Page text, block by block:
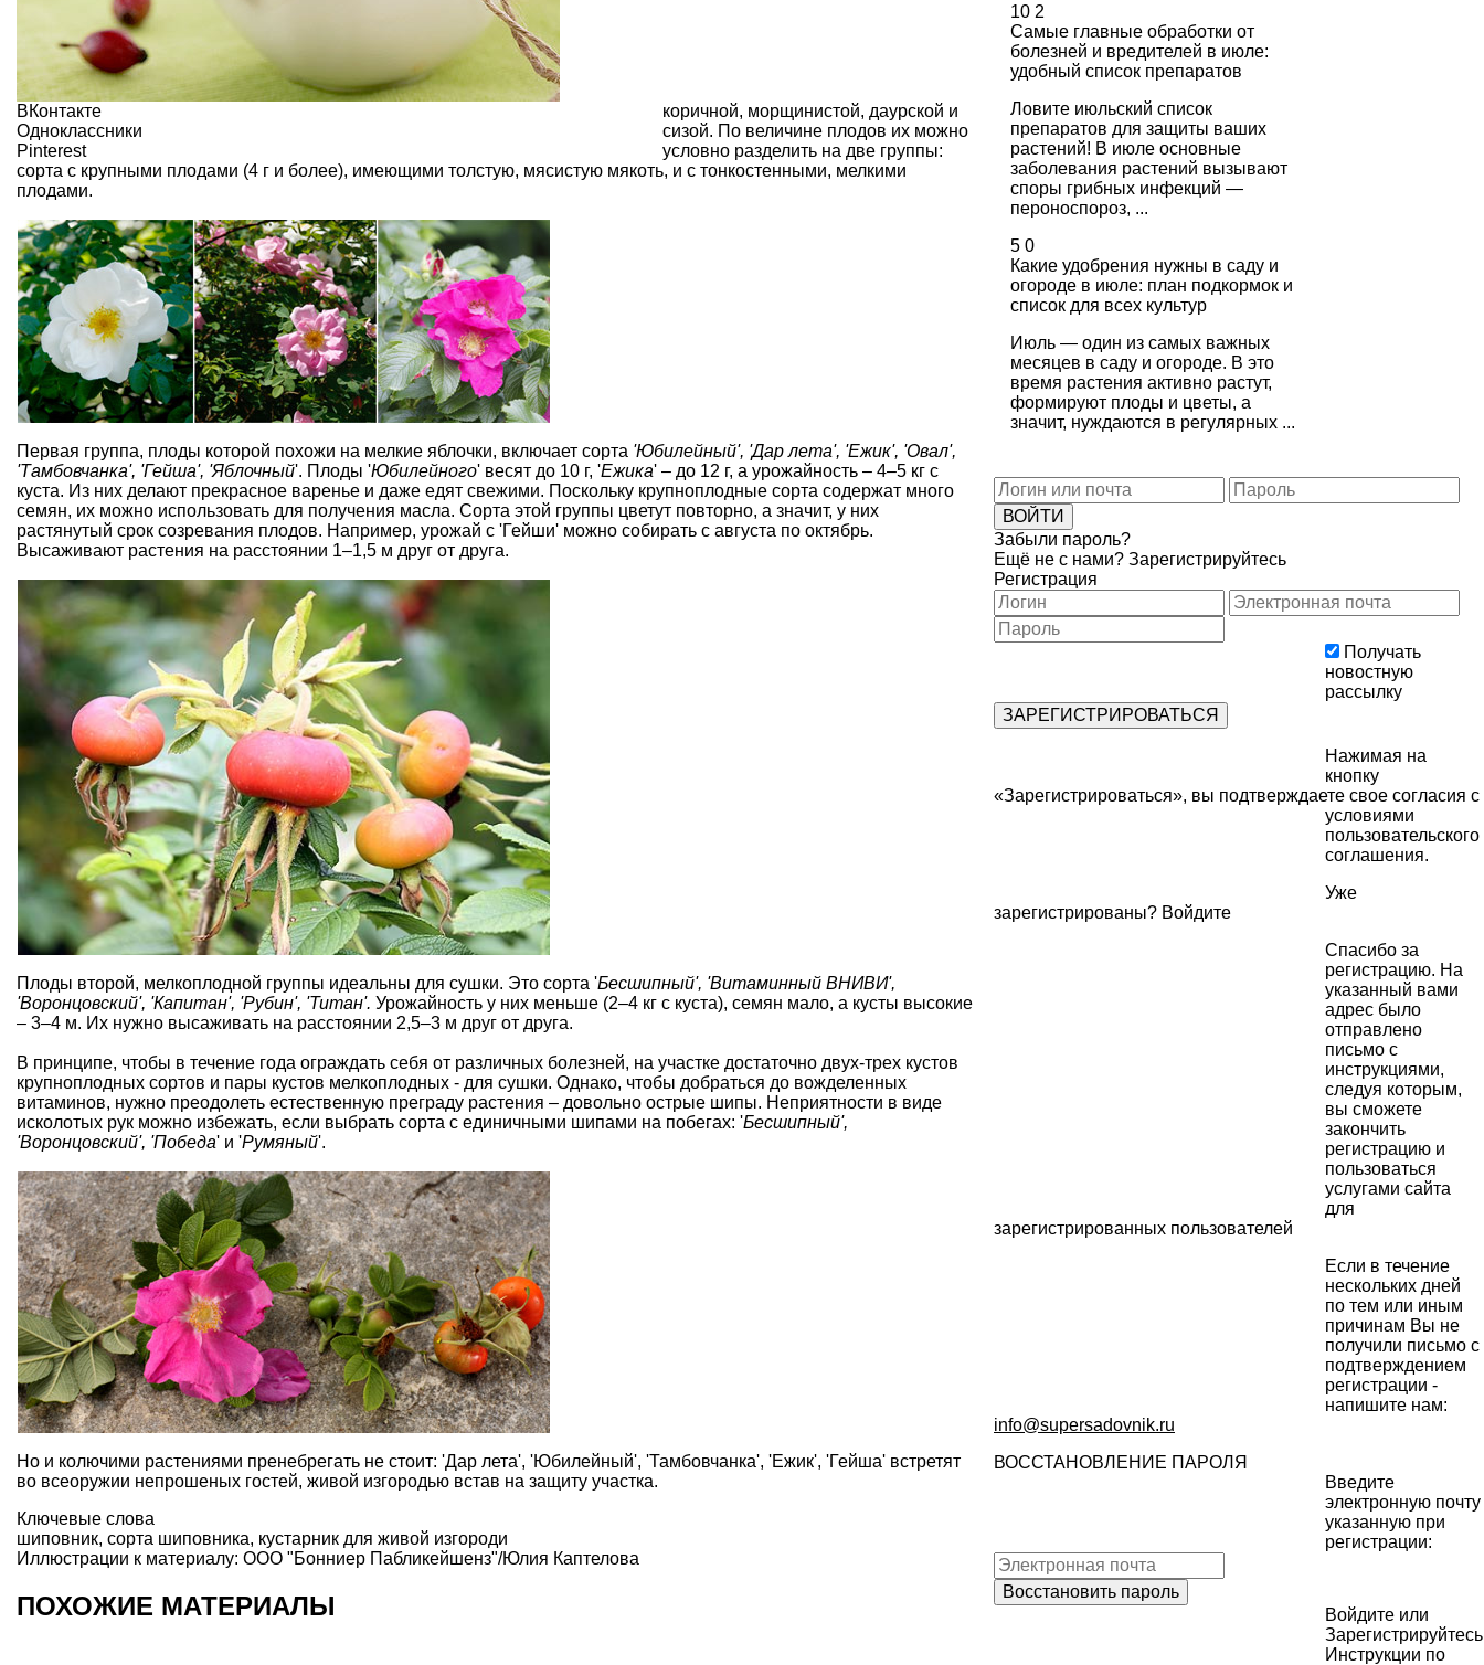
ВКонтакте
Одноклассники
Pinterest
коричной, морщинистой, даурской и
сизой. По величине плодов их можно
условно разделить на две группы:
сорта с крупными плодами (4 г и более), имеющими толстую, мясистую мякоть, и с тонкостенными, мелкими
плодами.
Первая группа, плоды которой похожи на мелкие яблочки, включает сорта 'Юбилейный', 'Дар лета', 'Ежик', 'Овал',
'Тамбовчанка', 'Гейша', 'Яблочный'. Плоды 'Юбилейного' весят до 10 г, 'Ежика' – до 12 г, а урожайность – 4–5 кг с
куста. Из них делают прекрасное варенье и даже едят свежими. Поскольку крупноплодные сорта содержат много
семян, их можно использовать для получения масла. Сорта этой группы цветут повторно, а значит, у них
растянутый срок созревания плодов. Например, урожай с 'Гейши' можно собирать с августа по октябрь.
Высаживают растения на расстоянии 1–1,5 м друг от друга.
Плоды второй, мелкоплодной группы идеальны для сушки. Это сорта 'Бесшипный', 'Витаминный ВНИВИ',
'Воронцовский', 'Капитан', 'Рубин', 'Титан'. Урожайность у них меньше (2–4 кг с куста), семян мало, а кусты высокие
– 3–4 м. Их нужно высаживать на расстоянии 2,5–3 м друг от друга.
В принципе, чтобы в течение года ограждать себя от различных болезней, на участке достаточно двух-трех кустов
крупноплодных сортов и пары кустов мелкоплодных - для сушки. Однако, чтобы добраться до вожделенных
витаминов, нужно преодолеть естественную преграду растения – довольно острые шипы. Неприятности в виде
исколотых рук можно избежать, если выбрать сорта с единичными шипами на побегах: 'Бесшипный',
'Воронцовский', 'Победа' и 'Румяный'.
Но и колючими растениями пренебрегать не стоит: 'Дар лета', 'Юбилейный', 'Тамбовчанка', 'Ежик', 'Гейша' встретят
во всеоружии непрошеных гостей, живой изгородью встав на защиту участка.
Ключевые слова
шиповник, сорта шиповника, кустарник для живой изгороди
Иллюстрации к материалу: ООО "Бонниер Пабликейшенз"/Юлия Каптелова
ПОХОЖИЕ МАТЕРИАЛЫ
10 2
Самые главные обработки от
болезней и вредителей в июле:
удобный список препаратов
Ловите июльский список
препаратов для защиты ваших
растений! В июле основные
заболевания растений вызывают
споры грибных инфекций —
пероноспороз, ...
5 0
Какие удобрения нужны в саду и
огороде в июле: план подкормок и
список для всех культур
Июль — один из самых важных
месяцев в саду и огороде. В это
время растения активно растут,
формируют плоды и цветы, а
значит, нуждаются в регулярных ...
Забыли пароль?
Ещё не с нами? Зарегистрируйтесь
Регистрация
Получать
новостную
рассылку
Нажимая на
кнопку
«Зарегистрироваться», вы подтверждаете свое согласия с
условиями
пользовательского
соглашения.
Уже
зарегистрированы? Войдите
Спасибо за
регистрацию. На
указанный вами
адрес было
отправлено
письмо с
инструкциями,
следуя которым,
вы сможете
закончить
регистрацию и
пользоваться
услугами сайта
для
зарегистрированных пользователей
Если в течение
нескольких дней
по тем или иным
причинам Вы не
получили письмо с
подтверждением
регистрации -
напишите нам:
info@supersadovnik.ru
ВОССТАНОВЛЕНИЕ ПАРОЛЯ
Введите
электронную почту
указанную при
регистрации:
Войдите или
Зарегистрируйтесь
Инструкции по